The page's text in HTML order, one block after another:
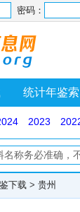
密码：
统计年鉴索
2023
下载 > 贵州